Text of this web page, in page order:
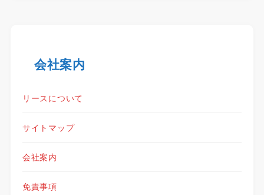
会社案内
リースについて
サイトマップ
会社案内
免責事項